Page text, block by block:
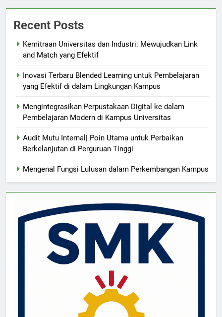
Recent Posts
Kemitraan Universitas dan Industri: Mewujudkan Link
and Match yang Efektif
Inovasi Terbaru Blended Learning untuk Pembelajaran
yang Efektif di dalam Lingkungan Kampus
Mengintegrasikan Perpustakaan Digital ke dalam
Pembelajaran Modern di Kampus Universitas
Audit Mutu Internal| Poin Utama untuk Perbaikan
Berkelanjutan di Perguruan Tinggi
Mengenal Fungsi Lulusan dalam Perkembangan Kampus